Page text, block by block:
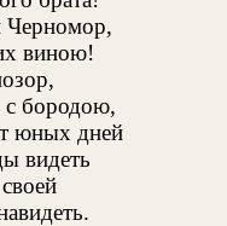
Черномор,
виною!
бородою,
юных дней
видеть